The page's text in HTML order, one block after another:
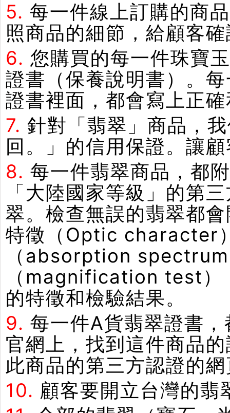
5. 每一件線上訂購的商
照商品的細節，給顧客
6. 您購買的每一件珠寶
證書（保養說明書）。
證書裡面，都會寫上正
7. 針對「翡翠」商品，
回。」的信用保證。讓
8. 每一件翡翠商品，都
「大陸國家等級」的第
翠。檢查無誤的翡翠都
特徵（Optic character
（absorption
（magnification test）
的特徵和檢驗結果。
9. 每一件A貨翡翠證書
官網上，找到這件商品
此商品的第三方認證的
10. 顧客要開立台灣的翡